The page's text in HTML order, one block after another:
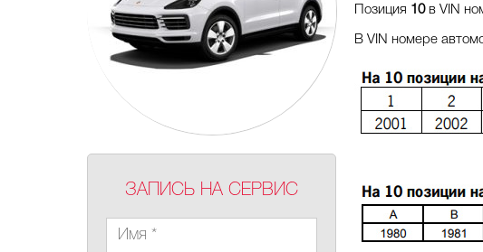
ЗАПИСЬ НА СЕРВИС
Позиция 10в VIN
В VIN номере